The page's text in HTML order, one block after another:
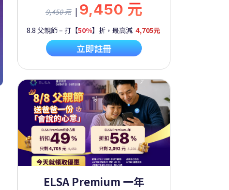
9,450 元 | 9,450 元
8.8 父親節 – 打【50%】折，最高減 4,705元
立即註冊
ELSA Premium 一年